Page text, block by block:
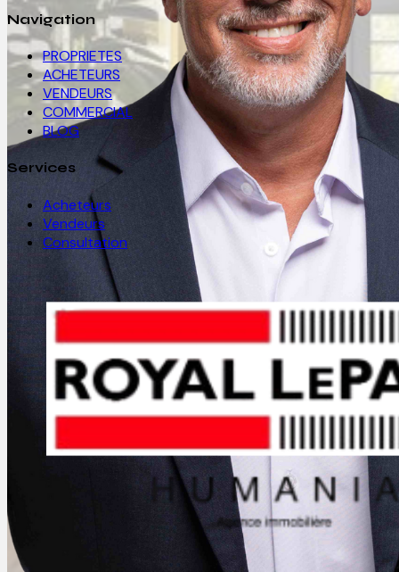
Navigation
PROPRIETES
ACHETEURS
VENDEURS
COMMERCIAL
BLOG
Services
Acheteurs
Vendeurs
Consultation